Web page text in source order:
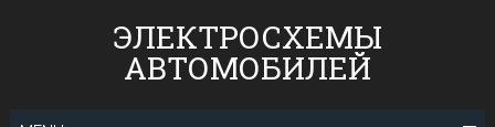
ЭЛЕКТРОСХЕМЫ
АВТОМОБИЛЕЙ